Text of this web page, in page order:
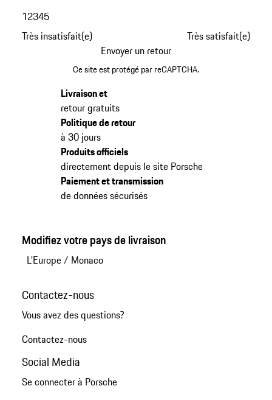
Très insatisfait(e)
12345
Très satisfait(e)
Envoyer un retour
Ce site est protégé par reCAPTCHA.
Livraison et
retour gratuits
Politique de retour
à 30 jours
Produits officiels
directement depuis le site Porsche
Paiement et transmission
de données sécurisés
Modifiez votre pays de livraison
L'Europe/ Monaco
Contactez-nous
Vous avez des questions?
Contactez-nous
Social Media
Se connecter à Porsche